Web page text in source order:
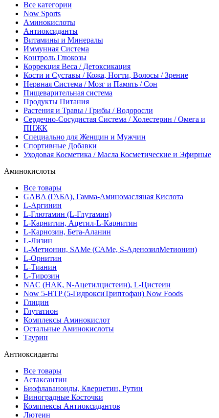
Все категории
Now Sports
Аминокислоты
Антиоксиданты
Витамины и Минералы
Иммунная Система
Контроль Глюкозы
Коррекция Веса / Детоксикация
Кости и Суставы / Кожа, Ногти, Волосы / Зрение
Нервная Система / Мозг и Память / Сон
Пищеварительная система
Продукты Питания
Растения и Травы / Грибы / Водоросли
Сердечно-Сосудистая Система / Холестерин / Омега и
ПНЖК
Специально для Женщин и Мужчин
Спортивные Добавки
Уходовая Косметика / Масла Косметические и Эфирные
Аминокислоты
Все товары
GABA (ГАБА), Гамма-Аминомасляная Кислота
L-Аргинин
L-Глютамин (L-Глутамин)
L-Карнитин, Ацетил-L-Карнитин
L-Карнозин, Бета-Аланин
L-Лизин
L-Метионин, SAMe (САМе, S-АденозилМетионин)
L-Орнитин
L-Тианин
L-Тирозин
NAC (НАК, N-Ацетилцистеин), L-Цистеин
Now 5-HTP (5-ГидроксиТриптофан) Now Foods
Глицин
Глутатион
Комплексы Аминокислот
Остальные Аминокислоты
Таурин
Антиоксиданты
Все товары
Астаксантин
Биофлаваноиды, Кверцетин, Рутин
Виноградные Косточки
Комплексы Антиоксидантов
Лютеин